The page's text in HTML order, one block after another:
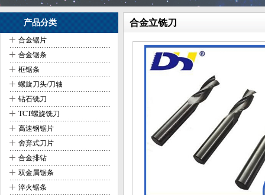
产品分类
+ 合金锯片
+ 合金锯条
+ 框锯条
+ 螺旋刀头/刀轴
+ 钻石铣刀
+ TCT螺旋铣刀
+ 高速钢锯片
+ 舍弃式刀片
+ 合金排钻
+ 双金属锯条
+ 淬火锯条
合金立铣刀